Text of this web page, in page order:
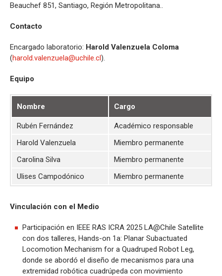
Beauchef 851, Santiago, Región Metropolitana..
Contacto
Encargado laboratorio: Harold Valenzuela Coloma
(harold.valenzuela@uchile.cl).
Equipo
Nombre Cargo
Rubén Fernández
Académico responsable
Harold Valenzuela
Miembro permanente
Carolina Silva
Miembro permanente
Ulises Campodónico
Miembro permanente
Vinculación con el Medio
Participación en IEEE RAS ICRA 2025 LA@Chile Satellite
con dos talleres, Hands-on 1a: Planar Subactuated
Locomotion Mechanism for a Quadruped Robot Leg,
donde se abordó el diseño de mecanismos para una
extremidad robótica cuadrúpeda con movimiento